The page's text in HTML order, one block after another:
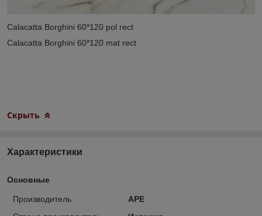
Calacatta Borghini 60*120 pol rect
Calacatta Borghini 60*120 mat rect
Скрыть
Характеристики
Основные
Производитель
APE